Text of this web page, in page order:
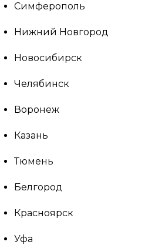
Симферополь
Нижний Новгород
Новосибирск
Челябинск
Воронеж
Казань
Тюмень
Белгород
Красноярск
Уфа